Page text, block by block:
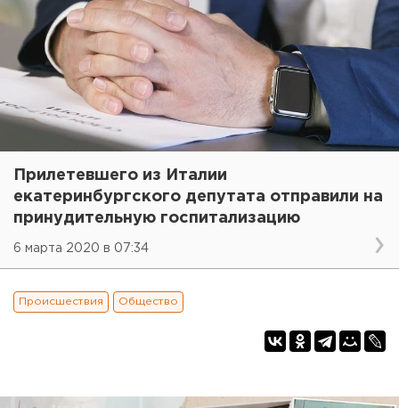
Прилетевшего из Италии
екатеринбургского депутата отправили на
принудительную госпитализацию
6 марта 2020 в 07:34
Происшествия Общество